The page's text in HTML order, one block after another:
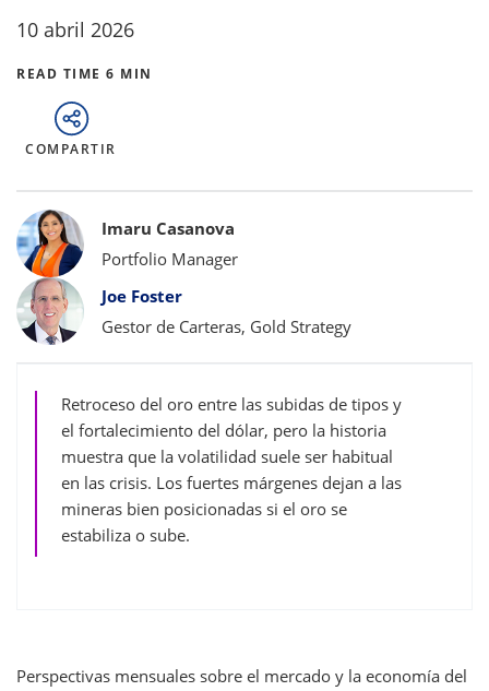
10 abril 2026
READ TIME 6 MIN
COMPARTIR
Bylines
Imaru Casanova
Portfolio Manager
Joe Foster
Gestor de Carteras, Gold Strategy
Retroceso del oro entre las subidas de tipos y
el fortalecimiento del dólar, pero la historia
muestra que la volatilidad suele ser habitual
en las crisis. Los fuertes márgenes dejan a las
mineras bien posicionadas si el oro se
estabiliza o sube.
Perspectivas mensuales sobre el mercado y la economía del